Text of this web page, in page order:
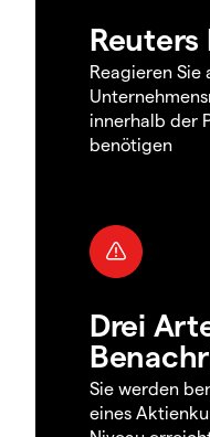
Reagieren
innerhalb der
benötigen
Drei
Sie werden
eines